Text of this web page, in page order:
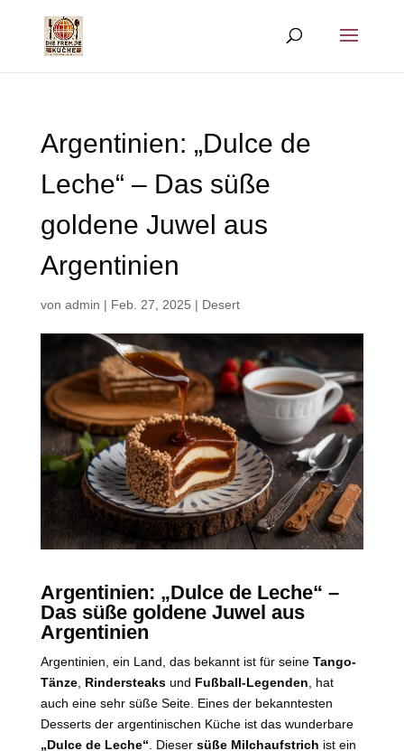
Argentinien: „Dulce de
Leche“ – Das süße
goldene Juwel aus
Argentinien
von admin | Feb. 27, 2025 | Desert
Argentinien: „Dulce de Leche“ –
Das süße goldene Juwel aus
Argentinien
Argentinien, ein Land, das bekannt ist für seine Tango-
Tänze, Rindersteaksund Fußball-Legenden , hat
auch eine sehr süße Seite. Eines der bekanntesten
Desserts der argentinischen Küche ist das wunderbare
„Dulce de Leche“ . Dieser süße Milchaufstrich ist ein